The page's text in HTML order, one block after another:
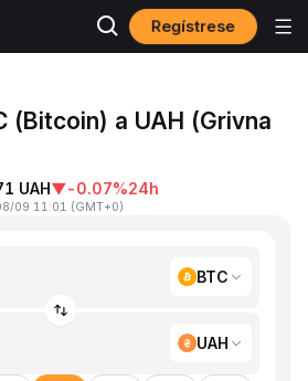
Regístrese
(Bitcoin) a UAH (Grivna
UAH▼-0.07%24h
09 11:01 (GMT+0)
BTC
UAH